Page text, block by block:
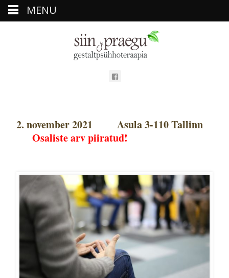
2. november 2021 Asula 3-110 Tallinn
Osaliste arv piiratud!
MENU